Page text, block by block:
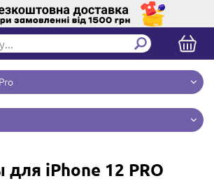
для iPhone 12 PRO